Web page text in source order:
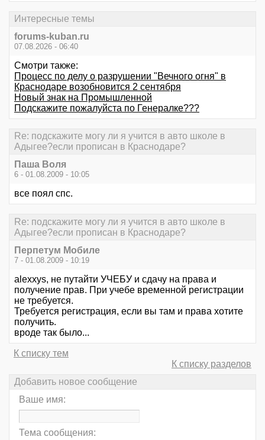
Интересные темы
forums-kuban.ru
07.08.2026 - 06:40
Смотри также:
Процесс по делу о разрушении "Вечного огня" в
Краснодаре возобновится 2 сентября
Новый знак на Промышленной
Подскажите пожалуйста по Генералке???
Re: подскажите могу ли я учится в авто школе в
Адыгее?если прописан в Краснодаре?
Паша Воля
6 - 01.08.2009 - 10:05
все поял спс.
Re: подскажите могу ли я учится в авто школе в
Адыгее?если прописан в Краснодаре?
Перпетум Мобиле
7 - 01.08.2009 - 10:19
alexxys, не путайти УЧЕБУ и сдачу на права и
получение прав. При учебе временной регистрации
не требуется.
Требуется регистрация, если вы там и права хотите
получить.
вроде так было...
К списку тем
К списку разделов
Добавить новое сообщение
Ваше имя:
Тема сообщения: